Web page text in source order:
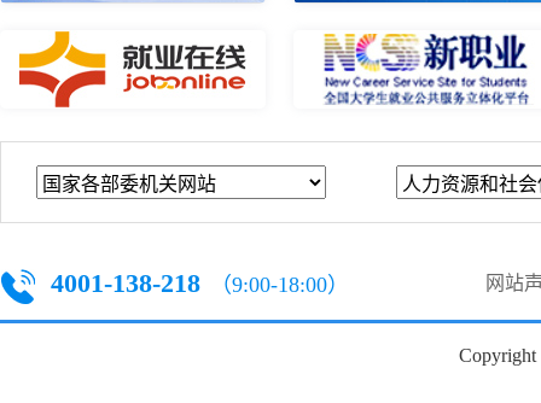
4001-138-218 （9:00-18:00） 网站
Copyright